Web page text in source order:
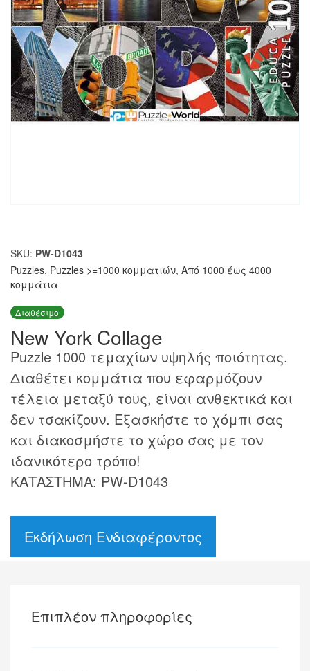
SKU: PW-D1043
Puzzles, Puzzles >=1000 κομματιών, Από 1000 έως 4000
κομμάτια
Διαθέσιμο
New York Collage
Puzzle 1000 τεμαχίων υψηλής ποιότητας.
Διαθέτει κομμάτια που εφαρμόζουν
τέλεια μεταξύ τους, είναι ανθεκτικά και
δεν τσακίζουν. Εξασκήστε το χόμπι σας
και διακοσμήστε το χώρο σας με τον
ιδανικότερο τρόπο!
ΚΑΤΑΣΤΗΜΑ: PW-D1043
Εκδήλωση Ενδιαφέροντος
Επιπλέον πληροφορίες